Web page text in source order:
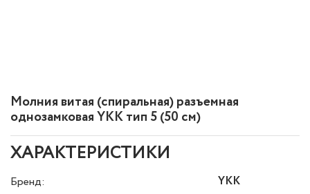
Молния витая (спиральная) разъемная
однозамковая YKK тип 5 (50 см)
ХАРАКТЕРИСТИКИ
Бренд:
YKK